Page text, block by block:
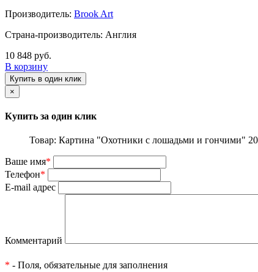
Производитель: Brook Art
Страна-производитель: Англия
10 848 руб.
В корзину
Купить в один клик
×
Купить за один клик
Товар: Картина "Охотники с лошадьми и гончими"
Ваше имя*
Телефон*
E-mail адрес
Комментарий
* - Поля, обязательные для заполнения